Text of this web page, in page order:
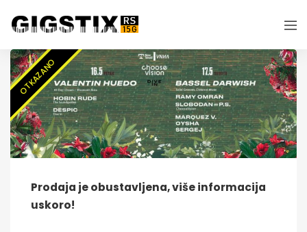
OTKAZANO
Prodaja je obustavljena, više informacija
uskoro!